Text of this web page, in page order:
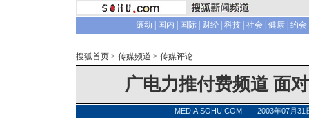
滚动 国内 国际| 财经| 科技| 社会| 健康| 约会
搜狐首页 > 传媒频道 > 传媒评论
广电力推付费频道 面
MEDIA.SOHU.COM 2003年07月